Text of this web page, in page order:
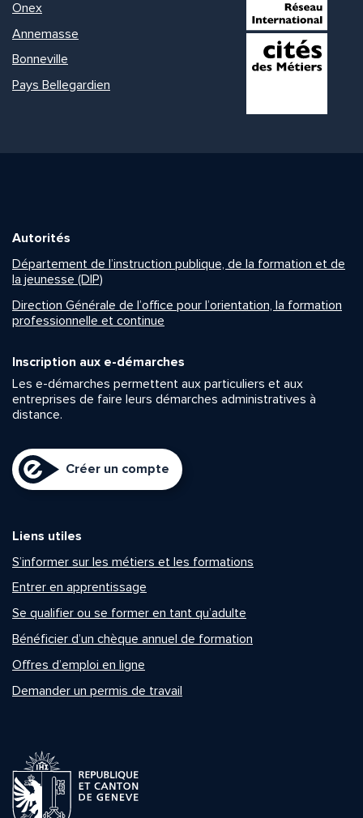
Onex
Annemasse
Bonneville
Pays Bellegardien
Autorités
Département de l’instruction publique, de la formation et de
la jeunesse (DIP)
Direction Générale de l’office pour l’orientation, la formation
professionnelle et continue
Inscription aux e-démarches
Les e-démarches permettent aux particuliers et aux
entreprises de faire leurs démarches administratives à
distance.
Créer un compte
Liens utiles
S’informer sur les métiers et les formations
Entrer en apprentissage
Se qualifier ou se former en tant qu’adulte
Bénéficier d’un chèque annuel de formation
Offres d’emploi en ligne
Demander un permis de travail